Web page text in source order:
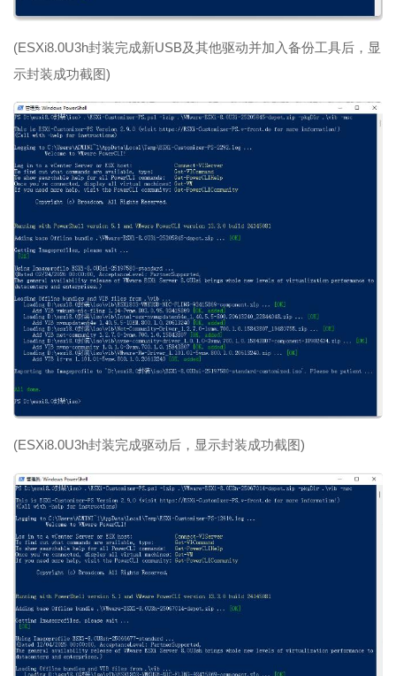
(ESXi8.0U3h封装完成新USB及其他驱动并加入备份工具后，显
示封装成功截图)
(ESXi8.0U3h封装完成驱动后，显示封装成功截图)